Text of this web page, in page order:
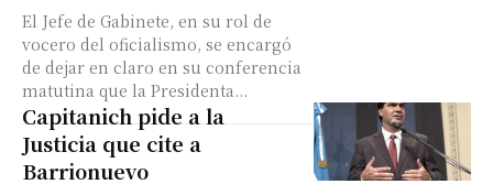
El Jefe de Gabinete, en su rol de
vocero del oficialismo, se encargó
de dejar en claro en su conferencia
matutina que la Presidenta...
Capitanich pide a la
Justicia que cite a
Barrionuevo